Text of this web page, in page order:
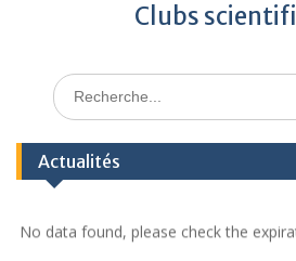
Clubs
Actualités
No data found, please check the